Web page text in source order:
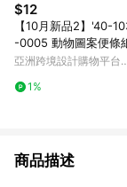
$12
【10月新品2】'40-
-0005 動物圖案便條
亞洲跨境設計購物平台
1%
商品描述